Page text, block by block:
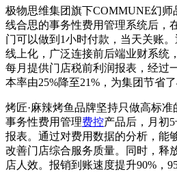
极物思维集团旗下COMMUNE幻师
线合思的事务性费用管理系统后，
门可以做到1小时付款，当天关账
线上化，广泛连接前后端业财系统
每月提供门店税前利润报表，经过
本率由25%降至21%，为集团节省了
烤匠·麻辣烤鱼品牌坚持只做高标
事务性费用管理费控产品后，月初
报表。通过对费用数据的分析，能
改善门店综合服务质量。同时，释
店人效。报销到账速度提升90%，